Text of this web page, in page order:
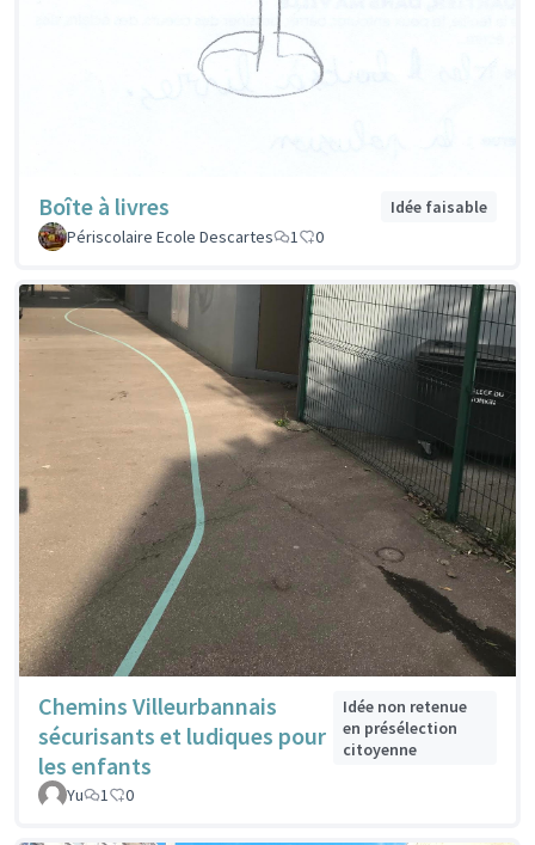
Boîte à livres
Idée faisable
Périscolaire Ecole Descartes
1 0
Chemins Villeurbannais
sécurisants et ludiques pour
les enfants
Idée non retenue
en présélection
citoyenne
Yu 1 0